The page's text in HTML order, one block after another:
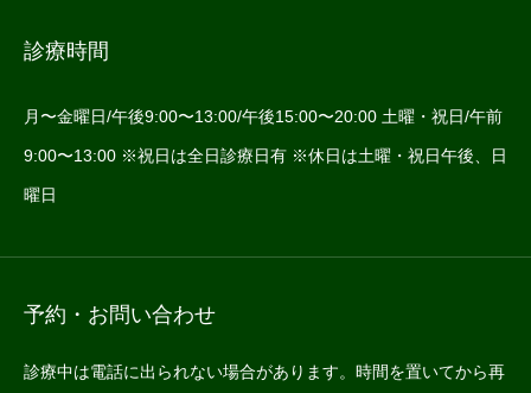
診療時間
月〜金曜日/午後9:00〜13:00/午後15:00〜20:00 土曜・祝日/午前
9:00〜13:00 ※祝日は全日診療日有 ※休日は土曜・祝日午後、日
曜日
予約・お問い合わせ
診療中は電話に出られない場合があります。時間を置いてから再